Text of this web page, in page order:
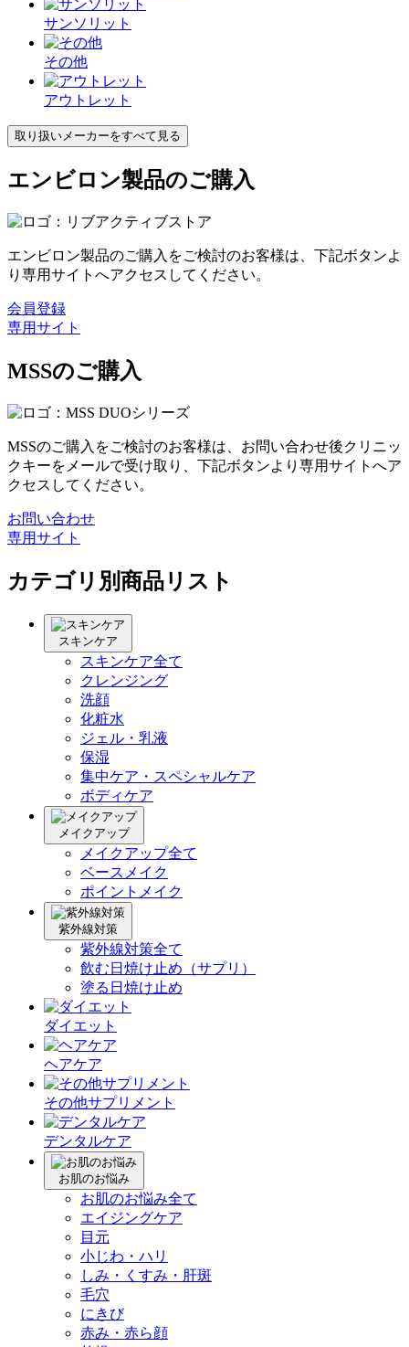
サンソリット
その他
アウトレット
取り扱いメーカーをすべて見る
エンビロン製品のご購入
エンビロン製品のご購入をご検討のお客様は、下記ボタンよ
り専用サイトへアクセスしてください。
会員登録
専用サイト
MSSのご購入
MSSのご購入をご検討のお客様は、お問い合わせ後クリニッ
クキーをメールで受け取り、下記ボタンより専用サイトへア
クセスしてください。
お問い合わせ
専用サイト
カテゴリ別商品リスト
スキンケア
スキンケア全て
クレンジング
洗顔
化粧水
ジェル・乳液
保湿
集中ケア・スペシャルケア
ボディケア
メイクアップ
メイクアップ全て
ベースメイク
ポイントメイク
紫外線対策
紫外線対策全て
飲む日焼け止め（サプリ）
塗る日焼け止め
ダイエット
ヘアケア
その他サプリメント
デンタルケア
お肌のお悩み
お肌のお悩み全て
エイジングケア
目元
小じわ・ハリ
しみ・くすみ・肝斑
毛穴
にきび
赤み・赤ら顔